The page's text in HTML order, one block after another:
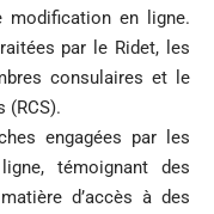
modification en ligne.
par le Ridet, les
consulaires et le
(RCS).
engagées par les
témoignant des
d’accès à des